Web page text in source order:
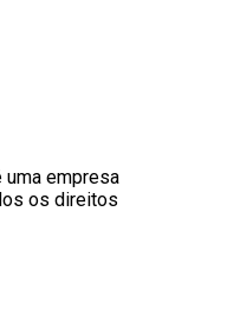
uma empresa
os direitos